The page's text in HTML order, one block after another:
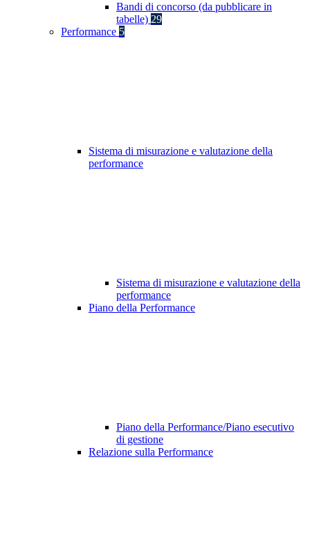
Bandi di concorso (da pubblicare in
tabelle) 29
Performance 5
Sistema di misurazione e valutazione della
performance
Sistema di misurazione e valutazione della
performance
Piano della Performance
Piano della Performance/Piano esecutivo
di gestione
Relazione sulla Performance